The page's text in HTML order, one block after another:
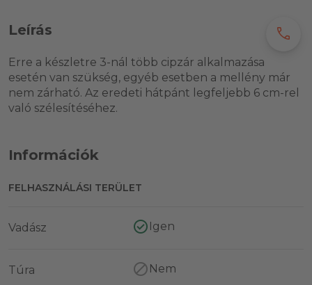
Leírás
Erre a készletre 3-nál több cipzár alkalmazása
esetén van szükség, egyéb esetben a mellény már
nem zárható. Az eredeti hátpánt legfeljebb 6 cm-rel
való szélesítéséhez.
Információk
FELHASZNÁLÁSI TERÜLET
Vadász Igen
Túra Nem
call